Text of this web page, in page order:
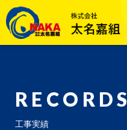
RECORDS
工事実績